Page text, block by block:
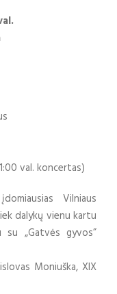
val. koncertas)
Vilniaus
dalykų vienu kartu
„Gatvės gyvos”
Moniuška, XIX